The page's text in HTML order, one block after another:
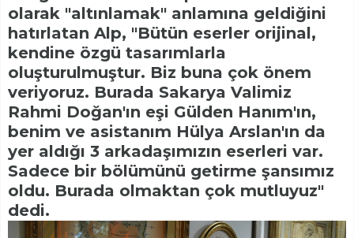
olarak "altınlamak" anlamına geldiğini
hatırlatan Alp, "Bütün eserler orijinal,
kendine özgü tasarımlarla
oluşturulmuştur. Biz buna çok önem
veriyoruz. Burada Sakarya Valimiz
Rahmi Doğan'ın eşi Gülden Hanım'ın,
benim ve asistanım Hülya Arslan'ın da
yer aldığı 3 arkadaşımızın eserleri var.
Sadece bir bölümünü getirme şansımız
oldu. Burada olmaktan çok mutluyuz"
dedi.